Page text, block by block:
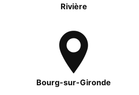
Rivière
Bourg-sur-Gironde